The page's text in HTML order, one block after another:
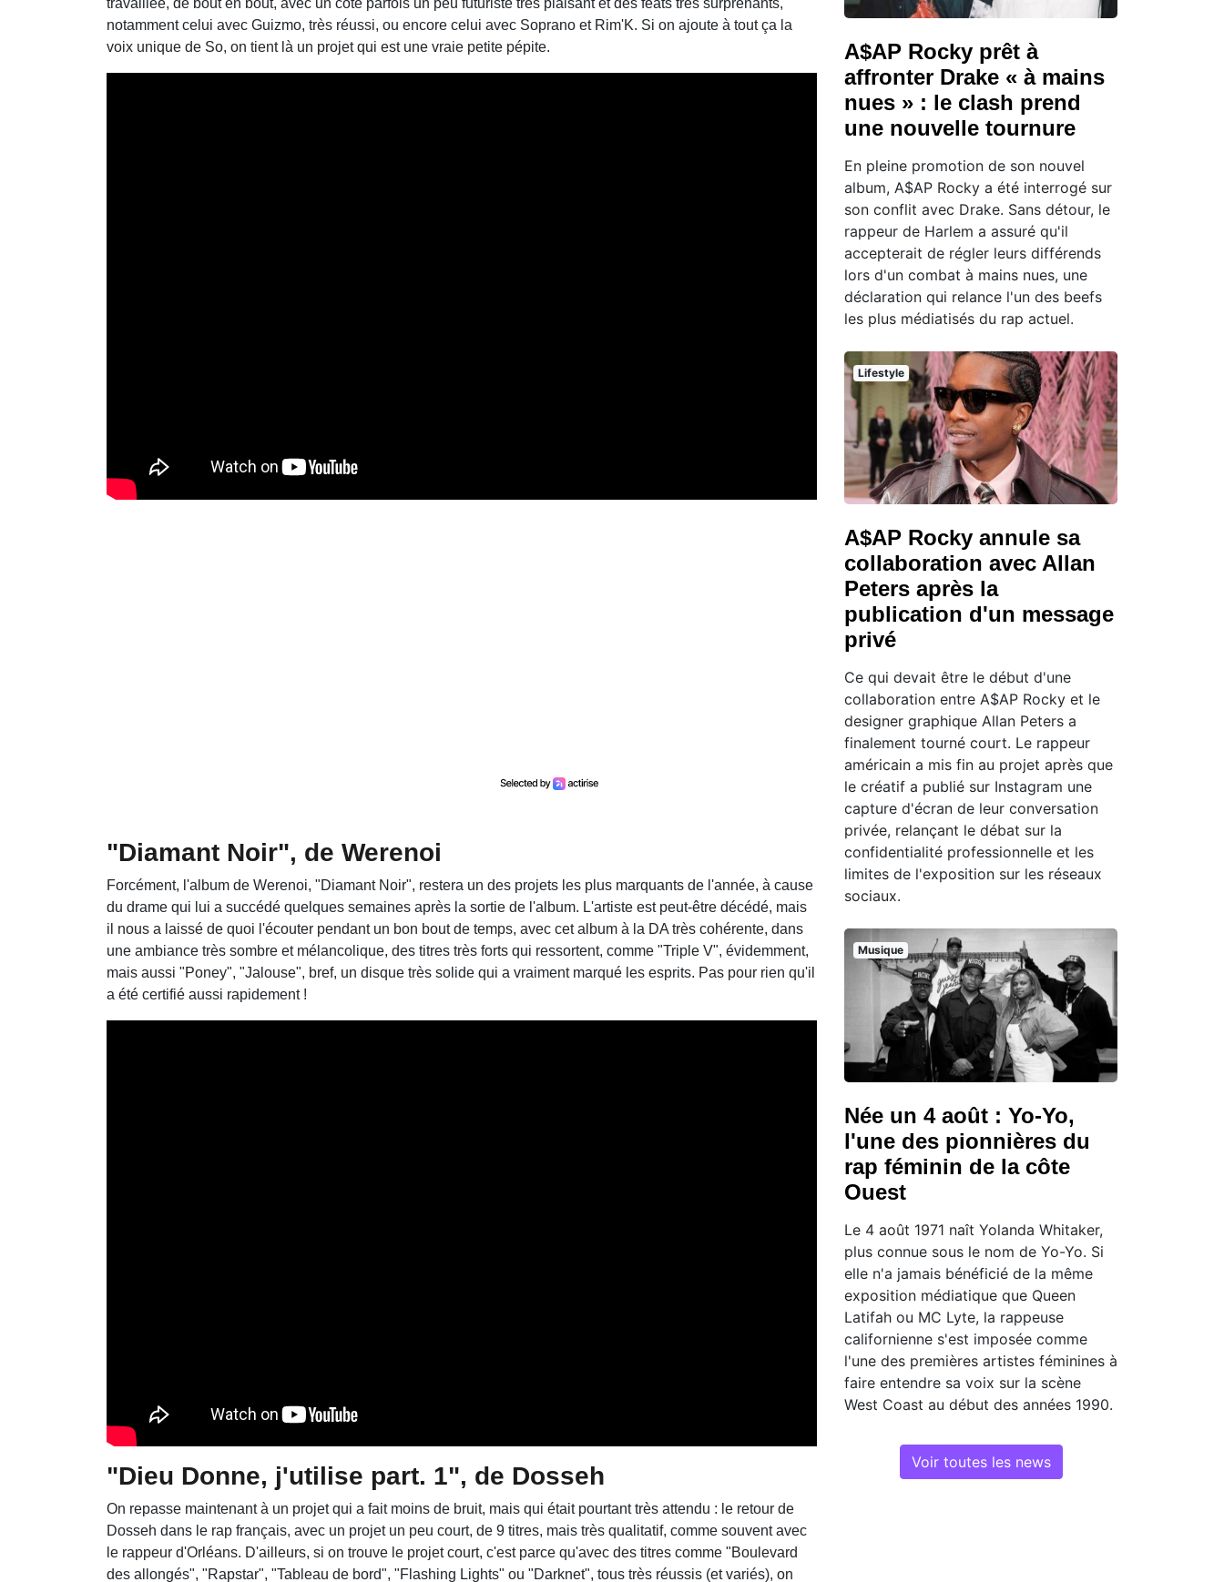
notamment celui avec Guizmo, très réussi, ou encore celui avec Soprano et Rim'K. Si on ajoute à tout ça la
voix unique de So, on tient là un projet qui est une vraie petite pépite.
"Diamant Noir", de Werenoi
Forcément, l'album de Werenoi, "Diamant Noir", restera un des projets les plus marquants de l'année, à cause
du drame qui lui a succédé quelques semaines après la sortie de l'album. L'artiste est peut-être décédé, mais
il nous a laissé de quoi l'écouter pendant un bon bout de temps, avec cet album à la DA très cohérente, dans
une ambiance très sombre et mélancolique, des titres très forts qui ressortent, comme "Triple V", évidemment,
mais aussi "Poney", "Jalouse", bref, un disque très solide qui a vraiment marqué les esprits. Pas pour rien qu'il
a été certifié aussi rapidement !
"Dieu Donne, j'utilise part. 1", de Dosseh
On repasse maintenant à un projet qui a fait moins de bruit, mais qui était pourtant très attendu : le retour de
Dosseh dans le rap français, avec un projet un peu court, de 9 titres, mais très qualitatif, comme souvent avec
le rappeur d'Orléans. D'ailleurs, si on trouve le projet court, c'est parce qu'avec des titres comme "Boulevard
des allongés", "Rapstar", "Tableau de bord", "Flashing Lights" ou "Darknet", tous très réussis (et variés), on
A$AP Rocky prêt à
affronter Drake « à mains
nues » : le clash prend
une nouvelle tournure
En pleine promotion de son nouvel
album, A$AP Rocky a été interrogé sur
son conflit avec Drake. Sans détour, le
rappeur de Harlem a assuré qu'il
accepterait de régler leurs différends
lors d'un combat à mains nues, une
déclaration qui relance l'un des beefs
les plus médiatisés du rap actuel.
Lifestyle
A$AP Rocky annule sa
collaboration avec Allan
Peters après la
publication d'un message
privé
Ce qui devait être le début d'une
collaboration entre A$AP Rocky et le
designer graphique Allan Peters a
finalement tourné court. Le rappeur
américain a mis fin au projet après que
le créatif a publié sur Instagram une
capture d'écran de leur conversation
privée, relançant le débat sur la
confidentialité professionnelle et les
limites de l'exposition sur les réseaux
sociaux.
Musique
Née un 4 août : Yo-Yo,
l'une des pionnières du
rap féminin de la côte
Ouest
Le 4 août 1971 naît Yolanda Whitaker,
plus connue sous le nom de Yo-Yo. Si
elle n'a jamais bénéficié de la même
exposition médiatique que Queen
Latifah ou MC Lyte, la rappeuse
californienne s'est imposée comme
l'une des premières artistes féminines à
faire entendre sa voix sur la scène
West Coast au début des années 1990.
Voir toutes les news